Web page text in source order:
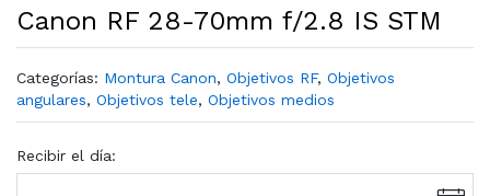
Canon RF 28-70mm f/2.8 IS STM
Categorías: Montura Canon, Objetivos RF, Objetivos
angulares, Objetivos tele, Objetivos medios
Recibir el día: